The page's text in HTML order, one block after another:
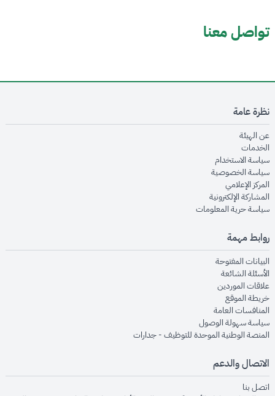
تواصل معنا
نظرة عامة
عن الهيئةopens in new window
الخدماتopens in new window
سياسة الاستخدام
سياسة الخصوصيةopens in new window
المركز الإعلاميopens in new window
المشاركة الإلكترونيةopens in new window
سياسة حرية المعلوماتopens in new window
روابط مهمة
البيانات المفتوحةopens in new window
الأسئلة الشائعةopens in new window
علاقات الموردينopens in new window
خريطة الموقعopens in new window
المنافسات العامةopens in new window
سياسة سهولة الوصولopens in new window
المنصة الوطنية الموحدة للتوظيف - جداراتopens in new window
الاتصال والدعم
اتصل بنا